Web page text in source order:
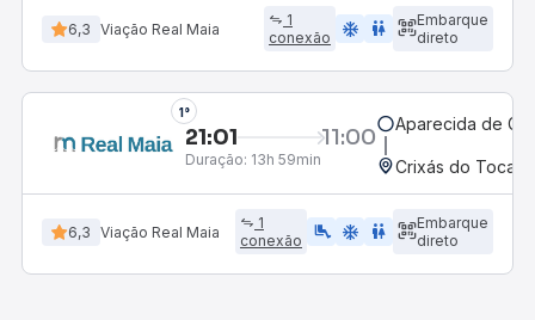
6,3 Viação Real Maia
1
conexão
ac_unit wc
Embarque
direto
1°
21:01 11:00
Duração: 13h 59min
Aparecida de
Crixás do
6,3 Viação Real Maia
1
conexão
airline_seat_legroom_extra ac_unit wc
Embarque
direto